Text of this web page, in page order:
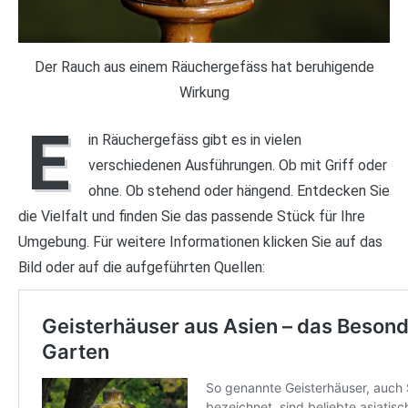
Der Rauch aus einem Räuchergefäss hat beruhigende
Wirkung
E
in Räuchergefäss gibt es in vielen
verschiedenen Ausführungen. Ob mit Griff oder
ohne. Ob stehend oder hängend. Entdecken Sie
die Vielfalt und finden Sie das passende Stück für Ihre
Umgebung. Für weitere Informationen klicken Sie auf das
Bild oder auf die aufgeführten Quellen: